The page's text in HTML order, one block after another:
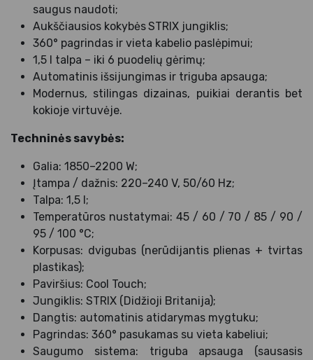
saugus naudoti;
Aukščiausios kokybėsSTRIX jungiklis;
360° pagrindas ir vieta kabelio paslėpimui;
1,5 l talpa – iki 6 puodelių gėrimų;
Automatinis išsijungimas ir triguba apsauga;
Modernus, stilingas dizainas, puikiai derantis bet
kokioje virtuvėje.
Techninės savybės:
Galia: 1850–2200 W;
Įtampa / dažnis: 220–240 V, 50/60 Hz;
Talpa: 1,5 l;
Temperatūros nustatymai: 45 / 60 / 70 / 85 / 90 /
95 / 100 °C;
Korpusas: dvigubas (nerūdijantis plienas + tvirtas
plastikas);
Paviršius: Cool Touch;
Jungiklis: STRIX (Didžioji Britanija);
Dangtis: automatinis atidarymas mygtuku;
Pagrindas: 360° pasukamas su vieta kabeliui;
Saugumo sistema: triguba apsauga (sausasis